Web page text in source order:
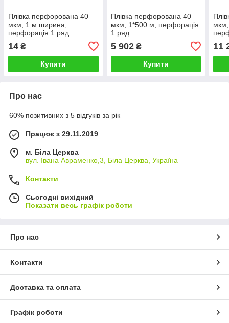
Плівка перфорована 40
мкм, 1 м ширина,
перфорація 1 ряд
14 ₴
Купити
Плівка перфорована 40
мкм, 1*500 м, перфорація
1 ряд
5 902₴
Купити
11
Про нас
60% позитивних з 5 відгуків за рік
Працює з 29.11.2019
м. Біла Церква
вул. Івана Авраменко,3, Біла Церква, Україна
Контакти
Сьогодні вихідний
Показати весь графік роботи
Про нас
Контакти
Доставка та оплата
Графік роботи